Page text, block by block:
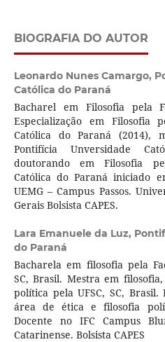
BIOGRAFIA DO AUTOR
Leonardo Nunes Camargo,
Católica do Paraná
Bacharel em Filosofia pela
Especialização em Filosofia
Católica do Paraná (2014),
Pontifícia Unversidade
doutorando em Filosofia
Católica do Paraná iniciado
UEMG – Campus Passos.
Gerais Bolsista CAPES.
Lara Emanuele da Luz,
do Paraná
Bacharela em filosofia pela
SC, Brasil. Mestra em
política pela UFSC, SC,
área de ética e filosofia
Docente no IFC Campus
Catarinense. Bolsista CAPES